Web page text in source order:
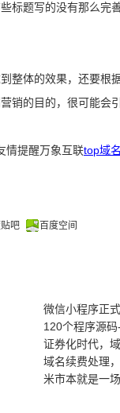
标题写的没有那么完
整体的效果，还要根
销的目的，很可能会
情提醒万象互联top域
吧 百度空间
微信小程序正
120个程序源
证券化时代，
域名续费处理
米市本就是一